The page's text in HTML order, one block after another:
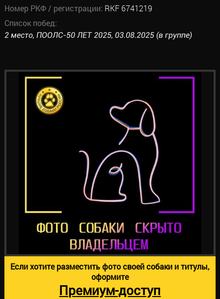
Номер РКФ / регистрации: RKF 6741219
Список побед:
2 место, ПООЛС-50 ЛЕТ 2025, 03.08.2025 (в группе)
Если хотите разместить фото своей собаки и титулы,
оформите
Премиум-доступ